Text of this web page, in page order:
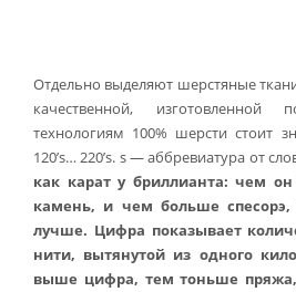
Отдельно выделяют шерстяные
качественной, изготовленной
технологиям 100% шерсти стоит
120’s… 220’s. s — аббревиатура от
как карат у бриллианта: чем
камень, и чем больше
лучше. Цифра показывает
нити, вытянутой из одного
выше цифра, тем тоньше